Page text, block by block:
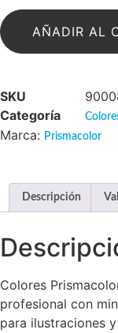
AÑADIR AL
SKU
Categoría
Marca: Prismacolor
Descripción
Colores
profesional con
para ilustraciones